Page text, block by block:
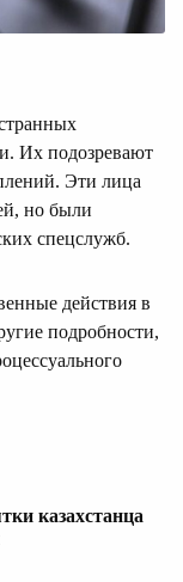
Их подозревают
Эти лица
но были
спецслужб.
действия в
подробности,
казахстанца